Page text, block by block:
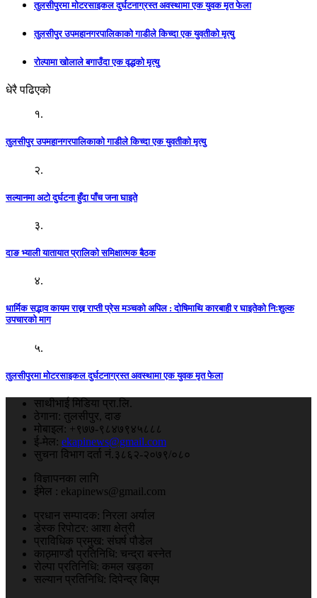
तुलसीपुरमा माेटरसाइकल दुर्घटनाग्रस्त अवस्थामा एक युवक मृत फेला
तुलसीपुर उपमहानगरपालिकाकाे गाडीले किच्दा एक युवतीकाे मृत्यु
रोल्पामा खोलाले बगाउँदा एक वृद्धको मृत्यु
धेरै पढिएको
१.
तुलसीपुर उपमहानगरपालिकाकाे गाडीले किच्दा एक युवतीकाे मृत्यु
२.
सल्यानमा अटो दुर्घटना हुँदा पाँच जना घाइते
३.
दाङ भ्याली यातायात प्रालिको समिक्षात्मक बैठक
४.
धार्मिक सद्भाव कायम राख्न राप्ती प्रेस मञ्चको अपिल : दाेषिमाथि कारबाही र घाइतेको निःशुल्क
उपचारको माग
५.
तुलसीपुरमा माेटरसाइकल दुर्घटनाग्रस्त अवस्थामा एक युवक मृत फेला
साथीभाई मिडिया प्रा.लि.
ठेगाना: तुलसीपुर, दाङ
मोबाइल: +९७७-९८४७९४५८८८
ई-मेल: ekapinews@gmail.com
सुचना विभाग दर्ता नं.३८६२-२०७९/०८०
विज्ञापनका लागि
ईमेल : ekapinews@gmail.com
प्रधान सम्पादक: निरला अर्याल
डेस्क रिपोटर: आशा क्षेत्री
प्राविधिक प्रमुख: संघर्ष पौडेल
काठ्माण्डौ प्रतिनिधि: चन्द्रा बस्नेत
रोल्पा प्रतिनिधि: कमल खड्का
सल्यान प्रतिनिधि: दिपेन्द्र बिएम